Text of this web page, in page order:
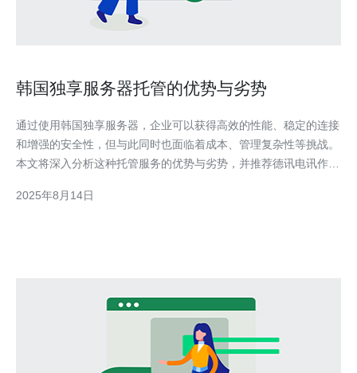
韩国独享服务器托管的优势与劣势
通过使用韩国独享服务器，企业可以获得高效的性能、稳定的连接
和增强的安全性，但与此同时也面临着成本、管理复杂性等挑战。
本文将深入分析这种托管服务的优势与劣势，并推荐德讯电讯作为
器托管的最大优势之一是其卓越的性能。独享服务器为客户提供了
2025年8月14日